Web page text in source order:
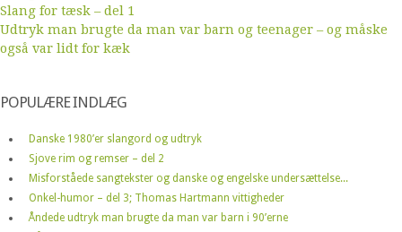
Slang for tæsk – del 1
Udtryk man brugte da man var barn og teenager – og måske
også var lidt for kæk
POPULÆRE INDLÆG
Danske 1980’er slangord og udtryk
Sjove rim og remser – del 2
Misforståede sangtekster og danske og engelske undersættelse...
Onkel-humor – del 3; Thomas Hartmann vittigheder
Åndede udtryk man brugte da man var barn i 90’erne